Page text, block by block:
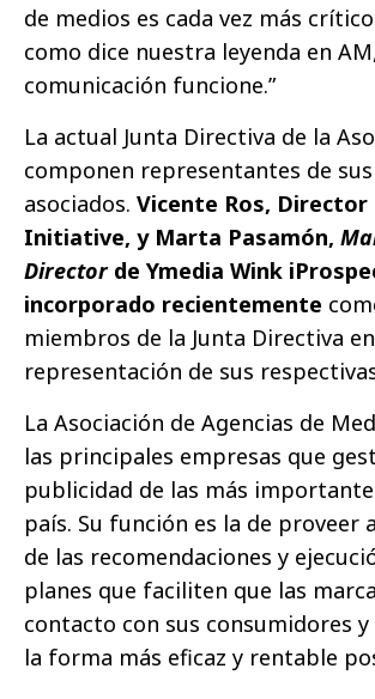
de medios es cada vez más
como dice nuestra leyenda en
comunicación funcione.”
La actual Junta Directiva de la
componen representantes de
asociados. Vicente Ros, Director
Initiative, y Marta Pasamón,
Directorde Ymedia Wink
incorporado recientemente
miembros de la Junta Directiva en
representación de sus
La Asociación de Agencias de
las principales empresas que
publicidad de las más
país. Su función es la de proveer
de las recomendaciones y
planes que faciliten que las
contacto con sus consumidores
la forma más eficaz y rentable